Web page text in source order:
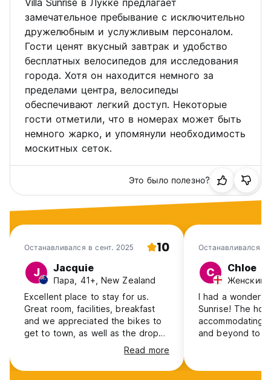
Villa Sunrise в Лукке предлагает
замечательное пребывание с исключительно
дружелюбным и услужливым персоналом.
Гости ценят вкусный завтрак и удобство
бесплатных велосипедов для исследования
города. Хотя он находится немного за
пределами центра, велосипеды
обеспечивают легкий доступ. Некоторые
гости отметили, что в номерах может быть
немного жарко, и упомянули необходимость
москитных сеток.
Это было полезно?
Останавливался в сент. 2025 10
J Jacquie
Пара, 41+, New Zealand
Excellent place to stay for us.
Great room, facilities, breakfast
and we appreciated the bikes to
get to town, as well as the drop
off to the station. We also loved
Lucca. Highly recommended.
Read more
Останавливался в
C Chloe
Женский,
I had a
Sunrise! The
accommodating
and beyond to
before catching